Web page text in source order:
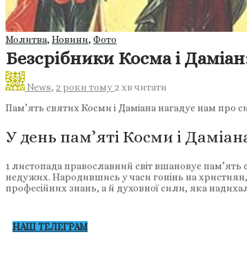
Молитва, Новини, Фото
Безсрібники Косма і
News, 2 роки тому 2 хв читати
Пам’ять святих Косми і Даміана нагадує нам
У день пам’яті Косми і
1 листопада православний світ вшановує
недужих. Народившись у часи гонінь на
професійних знань, а й духовної сили, яка
НАШ ТЕЛЕГРАМ